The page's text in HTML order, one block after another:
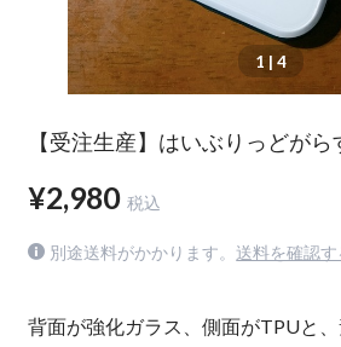
1 | 4
【受注生産】はいぶりっどがら
¥2,980 税込
別途送料がかかります。 送料を確認す
背面が強化ガラス、側面がTPUと